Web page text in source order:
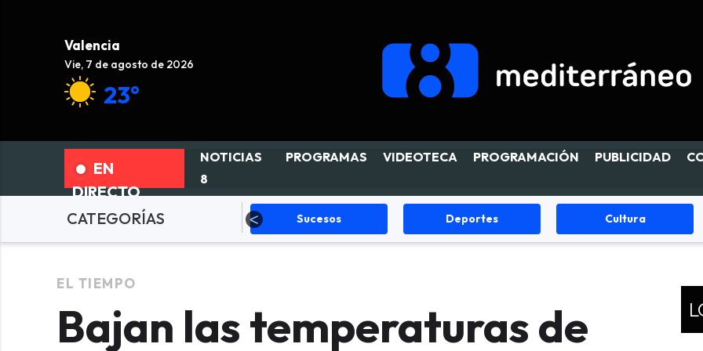
Valencia
Vie, 7 de agosto de 2026
23°
EN
DIRECTO
NOTICIAS
8
PROGRAMAS VIDEOTECA PROGRAMACIÓN PUBLICIDAD
CATEGORÍASSucesos Deportes Cultura Fiestas
EL TIEMPO
Bajan las temperaturas de